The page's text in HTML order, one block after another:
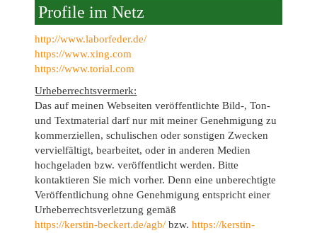
Profile im Netz
http://www.laborfeder.de/
https://www.xing.com
https://www.torial.com
Urheberrechtsvermerk:
Das auf meinen Webseiten veröffentlichte Bild-, Ton-
und Textmaterial darf nur mit meiner Genehmigung zu
kommerziellen, schulischen oder sonstigen Zwecken
vervielfältigt, bearbeitet, oder in anderen Medien
hochgeladen bzw. veröffentlicht werden. Bitte
kontaktieren Sie mich vorher. Denn eine unberechtigte
Veröffentlichung ohne Genehmigung entspricht einer
Urheberrechtsverletzung gemäß
https://kerstin-beckert.de/agb/ bzw.https://kerstin-